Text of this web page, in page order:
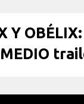
Y
MEDIO